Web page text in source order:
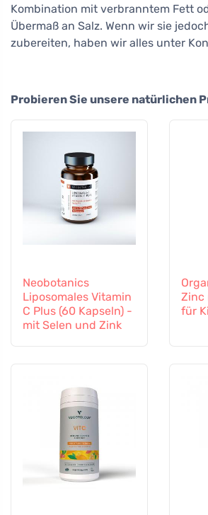
Kombination mit verbranntem Fett
Übermaß an Salz. Wenn wir sie
zubereiten, haben wir alles unter
Probieren Sie unsere natürlichen
Neobotanics
Liposomales Vitamin
C Plus (60 Kapseln) -
mit Selen und Zink
Zinc
für